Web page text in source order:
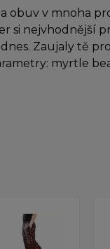
obuv v mnoha
si nejvhodnější
Zaujaly tě
myrtle